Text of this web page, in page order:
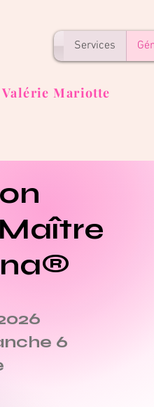
Services
Valérie Mariotte
6